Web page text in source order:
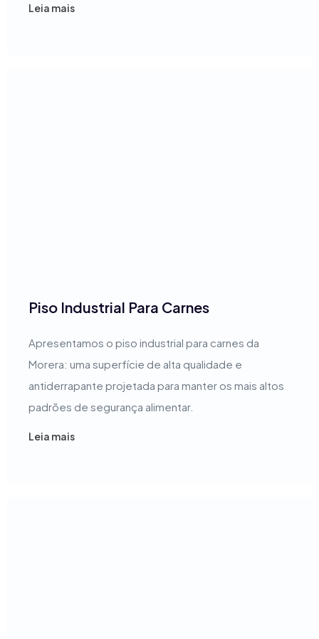
Leia mais
Piso Industrial Para Carnes
Apresentamos o piso industrial para carnes da
Morera: uma superfície de alta qualidade e
antiderrapante projetada para manter os mais altos
padrões de segurança alimentar.
Leia mais